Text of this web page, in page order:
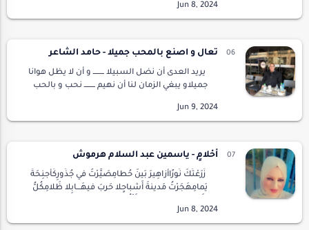
الحساباتفقد اكتفيت وتقبّلتها حياتيبمرِّها وحلوه…
تعال و اصنع بالمحب جميلا - حامد الشاعر
يريد العدى أن نضل السبيلا ــــــــ و أن لا يظل هوانا
جميلاو يبغي الزمان لنا أن نهيم ــــــــ نحب و بالحب
للأحبة مثلي معيلالق…
أَحْلامٍ - ياسمين عبد السلام هرموش
زَرَعْتُكَ نُورًاأَزاهِيرَ بَينَ حُطامِصَيَّرْتُ في جُذُورِكَأَجنِحَةَ
يَمامِهَجَرْتُ مَدينةَ أَشباحٍلا حَربَ فيهَـــابِلا ظَلامِكُلُّ